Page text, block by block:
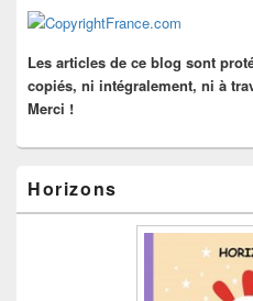
barre
Les articles de ce blog sont
copiés, ni intégralement, ni à
Merci !
Horizons